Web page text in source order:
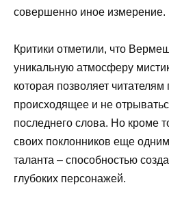
совершенно иное измерение.
Критики отметили, что
уникальную атмосферу
которая позволяет читателям
происходящее и не
последнего слова. Но кроме
своих поклонников еще
таланта – способностью
глубоких персонажей.